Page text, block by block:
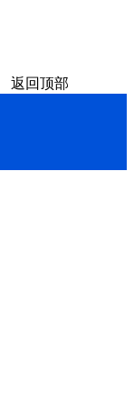
返回顶部